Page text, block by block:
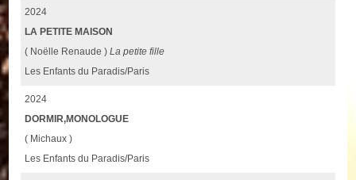
2024
LA PETITE MAISON
( Noëlle Renaude )La petite fille
Les Enfants du Paradis/Paris
2024
DORMIR,MONOLOGUE
( Michaux )
Les Enfants du Paradis/Paris